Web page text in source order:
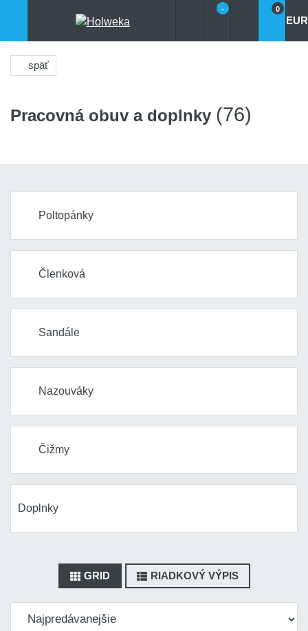
- 0
EUR
späť
Pracovná obuv a doplnky (76)
Poltopánky
Členková
Sandále
Nazouváky
Čižmy
Doplnky
GRID RIADKOVÝ VÝPIS